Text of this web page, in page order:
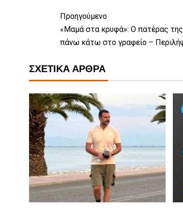
Προηγούμενο
«Μαμά στα κρυφά»: Ο πατέρας της
πάνω κάτω στο γραφείο –
ΣΧΕΤΙΚΆ ΆΡΘΡΑ